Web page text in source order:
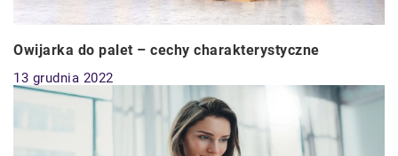
Owijarka do palet – cechy charakterystyczne
13 grudnia 2022